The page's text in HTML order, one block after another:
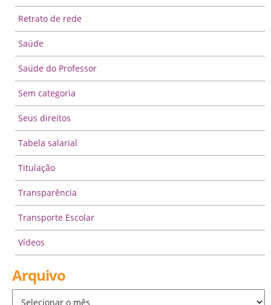
Retrato de rede
Saúde
Saúde do Professor
Sem categoria
Seus direitos
Tabela salarial
Titulação
Transparência
Transporte Escolar
Vídeos
Arquivo